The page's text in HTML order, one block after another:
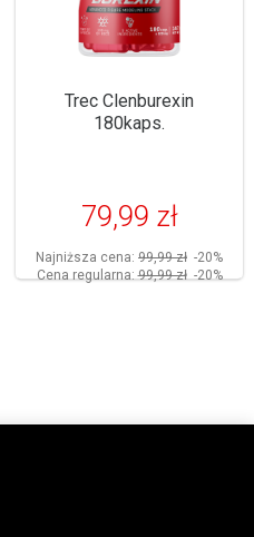
Trec Clenburexin
180kaps.
79,99 zł
Najniższa cena: 99,99 zł -20%
Cena regularna:99,99 zł -20%